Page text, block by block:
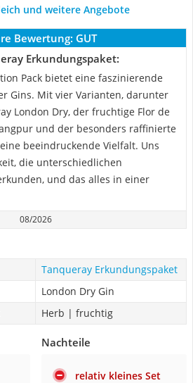
und weitere Angebote
Bewertung: GUT
Erkundungspaket:
Pack bietet eine faszinierende
Gins. Mit vier Varianten, darunter
London Dry, der fruchtige Flor de
und der besonders raffinierte
beeindruckende Vielfalt. Uns
die unterschiedlichen
und das alles in einer
08/2026
Tanqueray Erkundungspaket
London Dry Gin
Herb | fruchtig
Nachteile
relativ kleines Set